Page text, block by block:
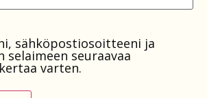
sähköpostiosoitteeni ja
selaimeen seuraavaa
varten.